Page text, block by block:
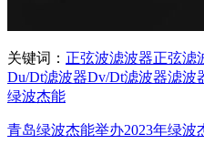
关键词： 正弦波滤波器正弦滤
Du/Dt滤波器Dv/Dt滤波器滤波
绿波杰能
青岛绿波杰能举办2023年绿波